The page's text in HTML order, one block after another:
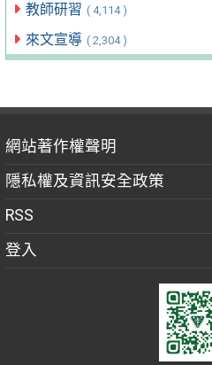
教師研習 ( 4,114 )
來文宣導 ( 2,304 )
網站著作權聲明
隱私權及資訊安全政策
RSS
登入